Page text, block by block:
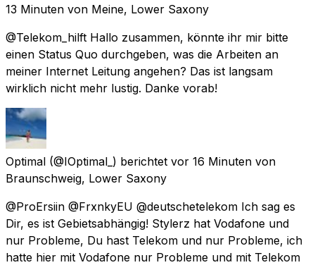
13 Minuten von Meine, Lower Saxony
@Telekom_hilft Hallo zusammen, könnte ihr mir bitte
einen Status Quo durchgeben, was die Arbeiten an
meiner Internet Leitung angehen? Das ist langsam
wirklich nicht mehr lustig. Danke vorab!
Optimal (@IOptimal_) berichtet vor 16 Minuten von
Braunschweig, Lower Saxony
@ProErsiin @FrxnkyEU @deutschetelekom Ich sag es
Dir, es ist Gebietsabhängig! Stylerz hat Vodafone und
nur Probleme, Du hast Telekom und nur Probleme, ich
hatte hier mit Vodafone nur Probleme und mit Telekom